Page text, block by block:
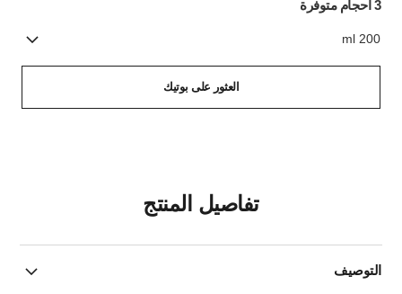
3 أحجام متوفرة
200 ml
العثور على بوتيك
تفاصيل المنتج
التوصيف